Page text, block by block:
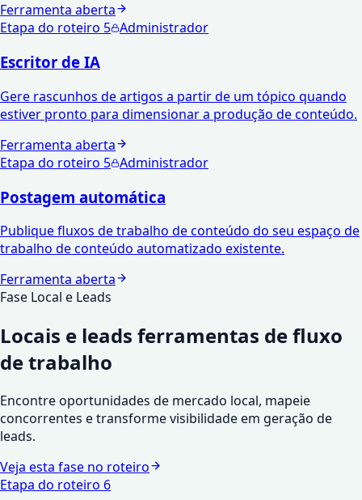
Ferramenta aberta
Etapa do roteiro 5 Administrador
Escritor de IA
Gere rascunhos de artigos a partir de um tópico quando
estiver pronto para dimensionar a produção de conteúdo.
Ferramenta aberta
Etapa do roteiro 5 Administrador
Postagem automática
Publique fluxos de trabalho de conteúdo do seu espaço de
trabalho de conteúdo automatizado existente.
Ferramenta aberta
Fase Local e Leads
Locais e leads ferramentas de fluxo
de trabalho
Encontre oportunidades de mercado local, mapeie
concorrentes e transforme visibilidade em geração de
leads.
Veja esta fase no roteiro
Etapa do roteiro 6